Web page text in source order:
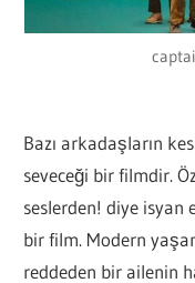
Bazı arkadaşların
seveceği bir filmdir.
seslerden! diye isyan
bir film. Modern
reddeden bir ailenin